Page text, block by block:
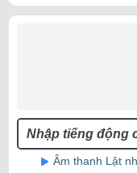
Âm thanh Lật